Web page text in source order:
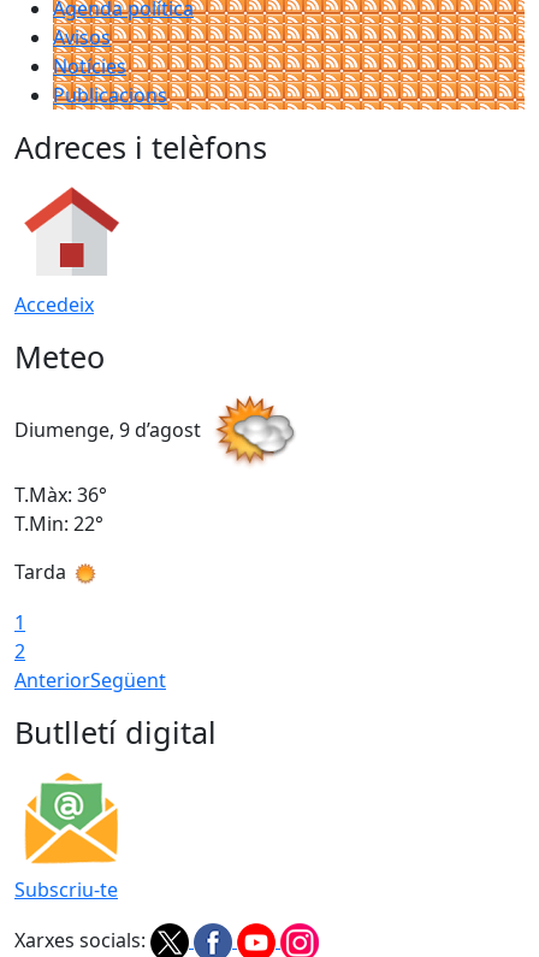
Agenda política
Avisos
Notícies
Publicacions
Adreces i telèfons
Accedeix
Meteo
Diumenge, 9 d’agost
T.Màx: 36°
T.Min: 22°
Tarda
1
2
AnteriorSegüent
Butlletí digital
Subscriu-te
Xarxes socials: